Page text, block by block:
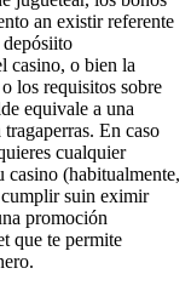
an existir referente
casino, o bien la
los requisitos sobre
equivale a una
En caso
cualquier
casino (habitualmente,
cumplir suin eximir
promoción
que te permite